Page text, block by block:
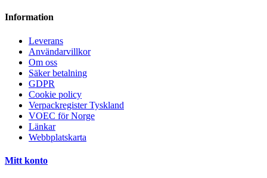
Information
Leverans
Användarvillkor
Om oss
Säker betalning
GDPR
Cookie policy
Verpackregister Tyskland
VOEC för Norge
Länkar
Webbplatskarta
Mitt konto